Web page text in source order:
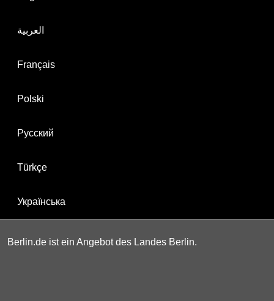
العربية
Français
Polski
Русский
Türkçe
Українська
Berlin.de ist ein Angebot des Landes Berlin.